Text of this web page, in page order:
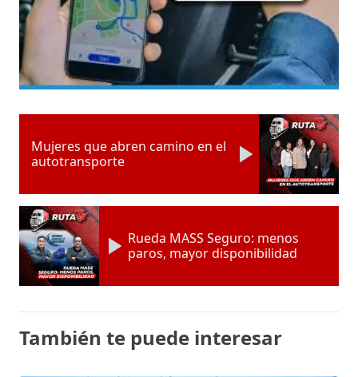
Mujeres que abren camino en el
autotransporte
Rueda MASS Seguro: menos
paros, mayor disponibilidad
También te puede interesar